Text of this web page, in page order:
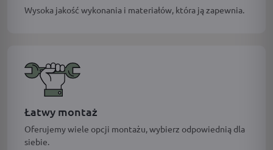
Wysoka jakość wykonania i materiałów, która ją zapewnia.
Łatwy montaż
Oferujemy wiele opcji montażu, wybierz odpowiednią dla
siebie.